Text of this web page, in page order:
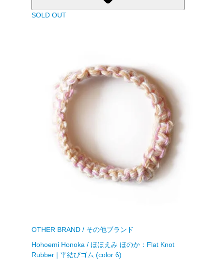
SOLD OUT
OTHER BRAND / その他ブランド
Hohoemi Honoka / ほほえみ ほのか：Flat Knot
Rubber | 平結びゴム (color 6)